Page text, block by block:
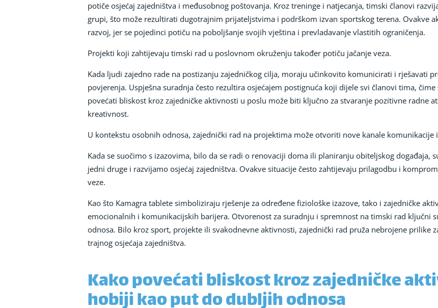
potiče osjećaj zajedništva i međusobnog poštovanja. Kroz treninge i natjecanja, timski članovi
grupi, što može rezultirati dugotrajnim prijateljstvima i podrškom izvan sportskog terena. Ovakve
razvoj, jer se pojedinci potiču na poboljšanje svojih vještina i prevladavanje vlastitih ograničenja.
Projekti koji zahtijevaju timski rad u poslovnom okruženju također potiču jačanje veza.
Kada ljudi zajedno rade na postizanju zajedničkog cilja, moraju učinkovito komunicirati i rješavati
povjerenja. Uspješna suradnja često rezultira osjećajem postignuća koji dijele svi članovi tima,
povećati bliskost kroz zajedničke aktivnosti u poslu može biti ključno za stvaranje pozitivne radne
kreativnost.
U kontekstu osobnih odnosa, zajednički rad na projektima može otvoriti nove kanale komunikacije
Kada se suočimo s izazovima, bilo da se radi o renovaciji doma ili planiranju obiteljskog događaja,
jedni druge i razvijamo osjećaj zajedništva. Ovakve situacije često zahtijevaju prilagodbu i
veze.
Kao što Kamagra tablete simboliziraju rješenje za određene fiziološke izazove, tako i zajedničke
emocionalnih i komunikacijskih barijera. Otvorenost za suradnju i spremnost na timski rad ključni
odnosa. Bilo kroz sport, projekte ili svakodnevne aktivnosti, zajednički rad pruža nebrojene prilike
trajnog osjećaja zajedništva.
Kako povećati bliskost kroz zajedničke
hobiji kao put do dubljih odnosa